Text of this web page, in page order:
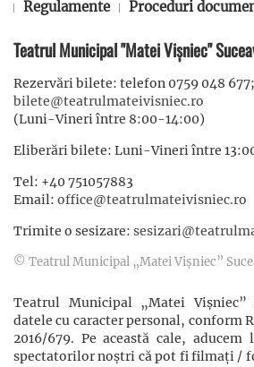
Regulamente
Proceduri
Teatrul Municipal "Matei Vișniec"
Rezervări bilete: telefon 0759 048 677;
bilete@teatrulmateivisniec.ro
(Luni-Vineri între 8:00-14:00)
Eliberări bilete: Luni-Vineri între
Tel: +40 751057883
Email: office@teatrulmateivisniec.ro
Trimite o sesizare:
© Teatrul Municipal „Matei Vișniec”
Teatrul Municipal „Matei Vișniec”
datele cu caracter personal, conform
2016/679. Pe această cale,
spectatorilor noștri că pot fi filmaţi /